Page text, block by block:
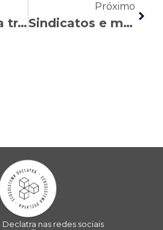
Justiça anula transferência arbitrária de Bancário do BB
Próximo
Sindicatos e movimentos sociais pedem, no STF, lockdown nacional de 21 dias
nas redes sociais